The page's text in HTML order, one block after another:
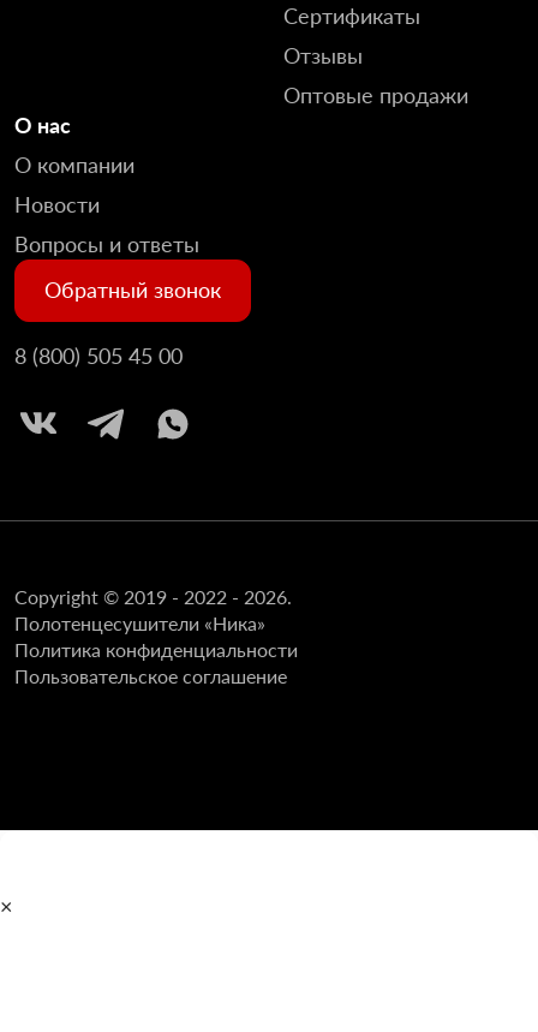
Сертификаты
Отзывы
Оптовые продажи
О нас
О компании
Новости
Вопросы и ответы
Обратный звонок
8 (800) 505 45 00
Copyright © 2019 - 2022 - 2026.
Полотенцесушители «Ника»
Политика конфиденциальности
Пользовательское соглашение
×